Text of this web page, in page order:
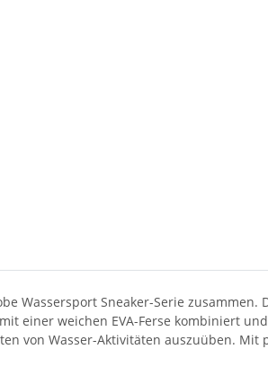
Wassersport Sneaker-Serie
einer weichen EVA-Ferse kombiniert
von Wasser-Aktivitäten auszuüben.